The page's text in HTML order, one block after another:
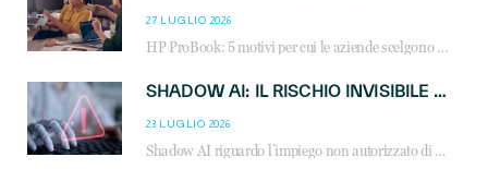
27 LUGLIO 2026
HP ProBook: 5 motivi per cui le aziende scelgono i notebook business HP per migliorare produttività, sicurezza e gestione dell’AI.
SHADOW AI: IL RISCHIO INVISIBILE CHE LE AZIENDE POSSONO GOVERNARE
23 LUGLIO 2026
Shadow AI riguardo l’impiego non autorizzato di sistemi AI all’interno dell’azienda. E’ una pratica che si diffonde a partire dai dipendenti fino ai dirigenti e mette a repentaglio la cybersecurity, con costi più elevati per le organizzazioni. Due recenti report illustrano il fenomeno e forniscono dati in merito